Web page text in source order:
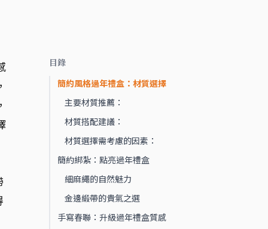
目錄
簡約風格過年禮盒：材質選擇
主要材質推薦：
材質搭配建議：
材質選擇需考慮的因素：
簡約綁紮：點亮過年禮盒
細麻繩的自然魅力
金邊緞帶的貴氣之選
手寫春聯：升級過年禮盒質感